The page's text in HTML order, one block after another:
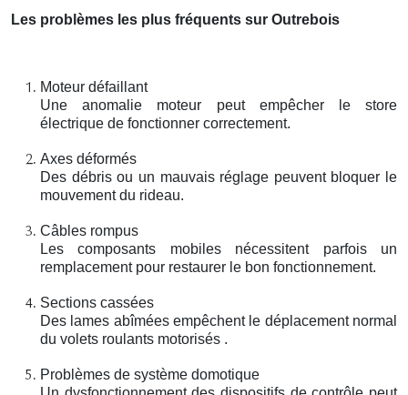
Les problèmes les plus fréquents sur Outrebois
Moteur défaillant
Une anomalie moteur peut empêcher le store
électrique de fonctionner correctement.
Axes déformés
Des débris ou un mauvais réglage peuvent bloquer le
mouvement du rideau.
Câbles rompus
Les composants mobiles nécessitent parfois un
remplacement pour restaurer le bon fonctionnement.
Sections cassées
Des lames abîmées empêchent le déplacement normal
du volets roulants motorisés .
Problèmes de système domotique